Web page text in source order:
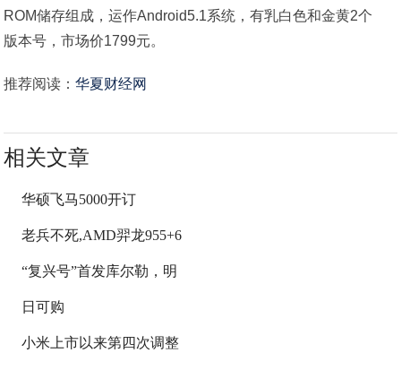
ROM储存组成，运作Android5.1系统，有乳白色和金黄2个
版本号，市场价1799元。
推荐阅读：华夏财经网
相关文章
华硕飞马5000开订
老兵不死,AMD羿龙955+6
“复兴号”首发库尔勒，明
日可购
小米上市以来第四次调整